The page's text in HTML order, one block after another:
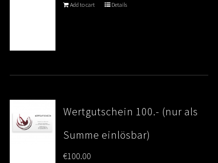
Add to cart Details
Wertgutschein 100.- (nur als
Summe einlösbar)
€100.00